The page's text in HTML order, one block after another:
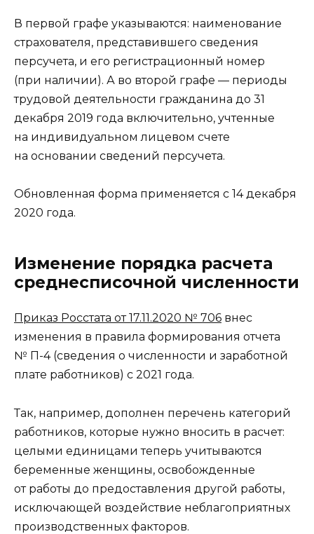
В первой графе указываются: наименование
страхователя, представившего сведения
персучета, и его регистрационный номер
(при наличии). А во второй графе — периоды
трудовой деятельности гражданина до 31
декабря 2019 года включительно, учтенные
на индивидуальном лицевом счете
на основании сведений персучета.
Обновленная форма применяется с 14 декабря
2020 года.
Изменение порядка расчета
среднесписочной численности
Приказ Росстата от 17.11.2020 № 706 внес
изменения в правила формирования отчета
№ П-4 (сведения о численности и заработной
плате работников) с 2021 года.
Так, например, дополнен перечень категорий
работников, которые нужно вносить в расчет:
целыми единицами теперь учитываются
беременные женщины, освобожденные
от работы до предоставления другой работы,
исключающей воздействие неблагоприятных
производственных факторов.